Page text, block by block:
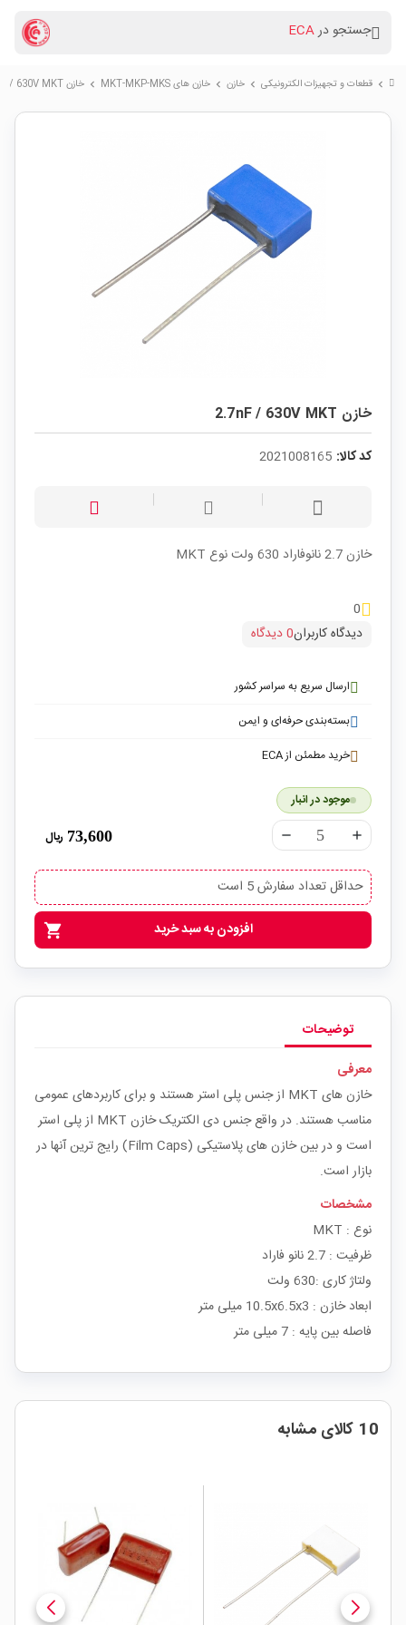
جستجو درECA
chevron_right قطعات و تجهیزات الکترونیکی chevron_right خازن chevron_right خازن های MKT-MKP-MKS chevron_right خازن 2.7nF / 630V MKT
خازن 2.7nF / 630V MKT
کد کالا: 2021008165
خازن 2.7 نانوفاراد 630 ولت نوع MKT
0
دیدگاه کاربران0 دیدگاه
ارسال سریع به سراسر کشور
بسته‌بندی حرفه‌ای و ایمن
خرید مطمئن از ECA
موجود در انبار
remove add
73,600 ریال
حداقل تعداد سفارش 5 است
shopping_cart افزودن به سبد خرید
توضیحات
معرفی
خازن های MKT از جنس پلی استر هستند و برای کاربردهای عمومی
مناسب هستند. در واقع جنس دی الکتریک خازن MKT از پلی استر
است و در بین خازن های پلاستیکی (Film Caps) رایج ترین آنها در
بازار است.
مشخصات
نوع : MKT
ظرفیت : 2.7 نانو فاراد
ولتاژ کاری :630 ولت
ابعاد خازن : 10.5x6.5x3 میلی متر
فاصله بین پایه : 7 میلی متر
10 کالای مشابه